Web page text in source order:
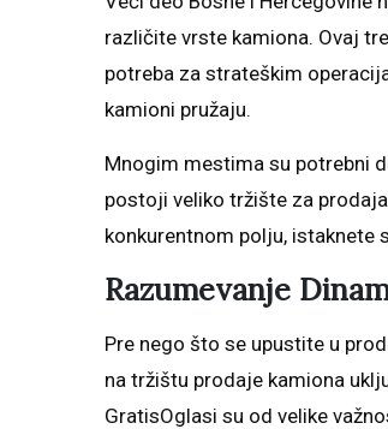
različite vrste kamiona. Ovaj
potreba za strateškim
kamioni pružaju.
Mnogim mestima su potrebni
postoji veliko tržište za
konkurentnom polju, istaknete
Razumevanje
Pre nego što se upustite u
na tržištu prodaje kamiona
GratisOglasi su od velike